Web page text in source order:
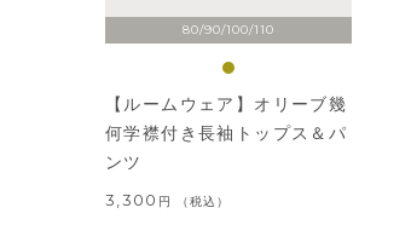
80/90/100/110
【ルームウェア】オリーブ幾
何学襟付き長袖トップス＆パ
ンツ
3,300 税込